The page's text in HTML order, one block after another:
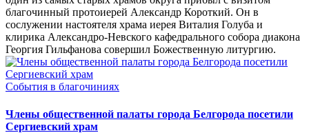
благочинный протоиерей Александр Короткий. Он в
сослужении настоятеля храма иерея Виталия Голуба и
клирика Александро-Невского кафедрального собора диакона
Георгия Гильфанова совершил Божественную литургию.
События в благочиниях
Члены общественной палаты города Белгорода посетили
Сергиевский храм